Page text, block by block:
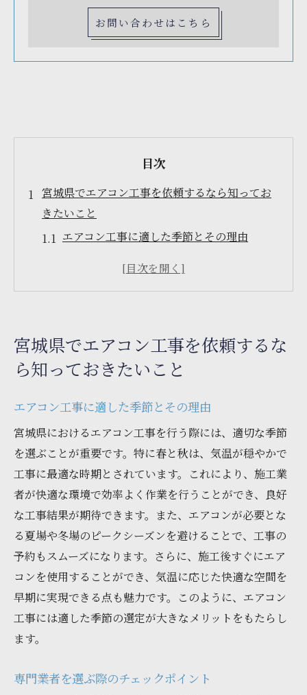
お問い合わせはこちら
目次
宮城県でエアコン工事を依頼するなら知ってお
きたいこと
エアコン工事に適した季節とその理由
専門業者を選ぶ際のチェックポイント
エアコン工事の相談時に準備する質問
エアコン工事の費用と宮城県での業者選びのポ
県内でのおすすめ業者の選定基準
価格だけでなくサービス内容を比較する方
法
宮城県内の業者の評判を確認する方法
費用を抑えるための効果的な交渉術
アフターサポートが充実した業者を選ぶ理
由
宮城県のエアコン工事で失敗しないための注意
点
宮城県でエアコン工事を依頼するな
ら知っておきたいこと
エアコン工事に適した季節とその理由
宮城県におけるエアコン工事を行う際には、適切な季節
を選ぶことが重要です。特に春と秋は、気温が穏やかで
工事に最適な時期とされています。これにより、施工業
者が快適な環境で効率よく作業を行うことができ、良好
な工事結果が期待できます。また、エアコンが必要とな
る夏場や冬場のピークシーズンを避けることで、工事の
予約もスムーズになります。さらに、施工後すぐにエア
コンを使用することができ、気温に応じた快適な空間を
早期に実現できる点も魅力です。このように、エアコン
工事には適した季節の選定が大きなメリットをもたらし
ます。
専門業者を選ぶ際のチェックポイント